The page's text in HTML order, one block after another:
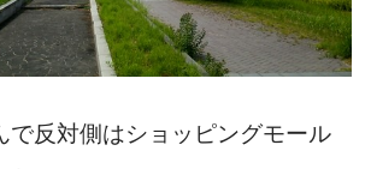
で反対側はショッピングモール